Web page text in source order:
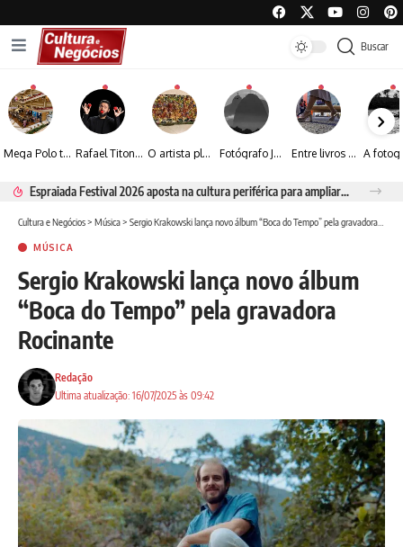
Buscar
Mega Polo transforma lançamento de coleção em plataforma nacional de negócios e projeta crescimento de mais de 15% Rafael Titonelly leva magia e acolhimento a crianças em tratamento oncológico em Juiz de Fora O artista plástico Jorge Luiz transforma sustentabilidade e criatividade em arte contemporânea Fotógrafo José Roberto apresenta um olhar sensível sobre arquitetura, formas e luz na fotografia Entre livros e fotografia autoral, Sebastião Reis consolida uma trajetória marcada pelo olhar artístico
Espraiada Festival 2026 aposta na cultura periférica para ampliar oportunidades na zona sul
Cultura e Negócios> Música> Sergio Krakowski lança novo álbum “Boca do Tempo” pela gravadora Rocinante
MÚSICA
Sergio Krakowski lança novo álbum
“Boca do Tempo” pela gravadora
Rocinante
Ultima atualização: 16/07/2025 às 09:42
Redação